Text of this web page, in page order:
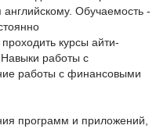
Обучаемость -
курсы айти-
Навыки работы с
работы с финансовыми
программ и приложений,